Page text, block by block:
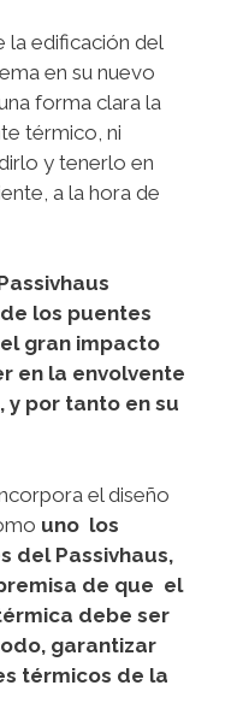
la edificación del
en su nuevo
forma clara la
térmico, ni
y tenerlo en
a la hora de
los puentes
gran impacto
en la envolvente
y por tanto en su
el diseño
uno los
del Passivhaus,
de que el
debe ser
garantizar
térmicos de la